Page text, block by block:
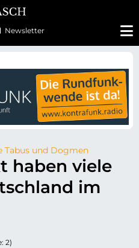
Newsletter
Tabus und Dogmen
haben viele
im
2)